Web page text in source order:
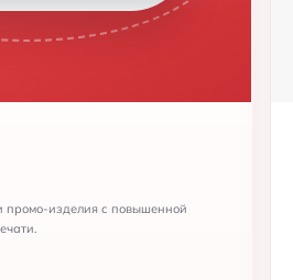
промо-изделия с повышенной